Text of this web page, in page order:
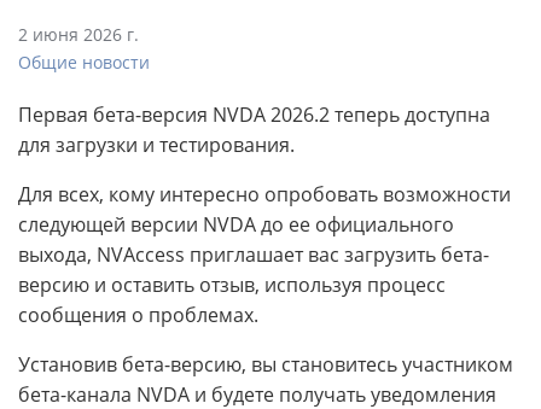
2 июня 2026 г.
Общие новости
Первая бета-версия NVDA 2026.2 теперь доступна
для загрузки и тестирования.
Для всех, кому интересно опробовать возможности
следующей версии NVDA до ее официального
выхода, NVAccess приглашает вас загрузить бета-
версию и оставить отзыв, используя процесс
сообщения о проблемах.
Установив бета-версию, вы становитесь участником
бета-канала NVDA и будете получать уведомления